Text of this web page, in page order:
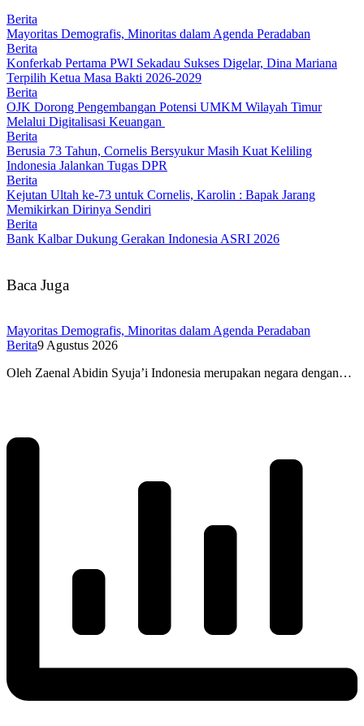
Berita
Mayoritas Demografis, Minoritas dalam Agenda Peradaban
Berita
Konferkab Pertama PWI Sekadau Sukses Digelar, Dina Mariana
Terpilih Ketua Masa Bakti 2026-2029
Berita
OJK Dorong Pengembangan Potensi UMKM Wilayah Timur
Melalui Digitalisasi Keuangan
Berita
Berusia 73 Tahun, Cornelis Bersyukur Masih Kuat Keliling
Indonesia Jalankan Tugas DPR
Berita
Kejutan Ultah ke-73 untuk Cornelis, Karolin : Bapak Jarang
Memikirkan Dirinya Sendiri
Berita
Bank Kalbar Dukung Gerakan Indonesia ASRI 2026
Baca Juga
Mayoritas Demografis, Minoritas dalam Agenda Peradaban
Berita9 Agustus 2026
Oleh Zaenal Abidin Syuja’i Indonesia merupakan negara dengan…